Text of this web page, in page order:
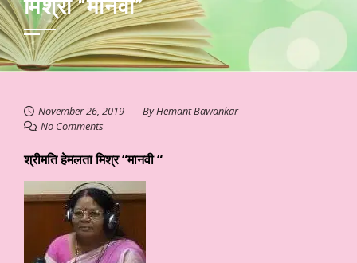
मिश्रा “मानवी”
November 26, 2019 ByHemant Bawankar
No Comments
श्रीमति हेमलता मिश्र “मानवी “